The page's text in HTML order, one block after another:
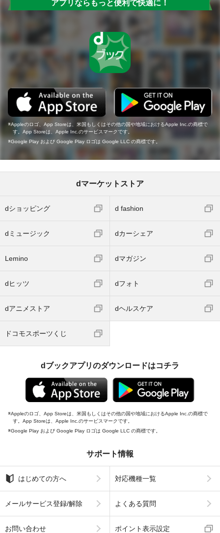
アプリならもっと便利で快適に！
Appleのロゴ、App Storeは、米国もしくはその他の国や地域におけるApple Inc.の商標で
す。App Storeは、Apple Inc.のサービスマークです。
Google Play および Google Play ロゴは Google LLC の商標です。
dマーケットストア
dショッピング d fashion
dミュージック dカーシェア
Lemino dマガジン
dヒッツ dフォト
dアニメストア dヘルスケア
ドコモスポーツくじ
dブックアプリのダウンロードはコチラ
Appleのロゴ、App Storeは、米国もしくはその他の国や地域におけるApple Inc.の商標で
す。App Storeは、Apple Inc.のサービスマークです。
Google Play および Google Play ロゴは Google LLC の商標です。
サポート情報
はじめての方へ 対応機種一覧
メールサービス登録/解除 よくある質問
お問い合わせ ポイント表示設定